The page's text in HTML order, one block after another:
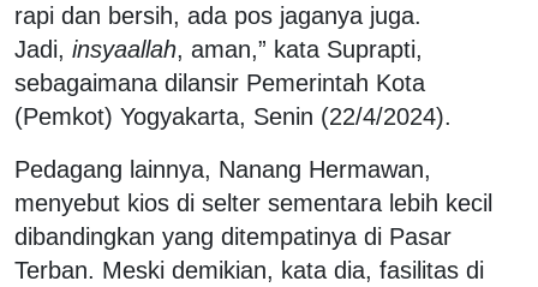
rapi dan bersih, ada pos jaganya juga.
Jadi, insyaallah, aman,” kata Suprapti,
sebagaimana dilansir Pemerintah Kota
(Pemkot) Yogyakarta, Senin (22/4/2024).
Pedagang lainnya, Nanang Hermawan,
menyebut kios di selter sementara lebih kecil
dibandingkan yang ditempatinya di Pasar
Terban. Meski demikian, kata dia, fasilitas di